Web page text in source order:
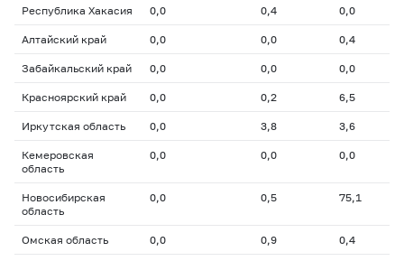
Республика Хакасия 0,0 0,4 0,0
Алтайский край 0,0 0,0 0,4
Забайкальский край 0,0 0,0 0,0
Красноярский край 0,0 0,2 6,5
Иркутская область 0,0 3,8 3,6
Кемеровская
область
0,0 0,0 0,0
Новосибирская
область
0,0 0,5 75,1
Омская область 0,0 0,9 0,4